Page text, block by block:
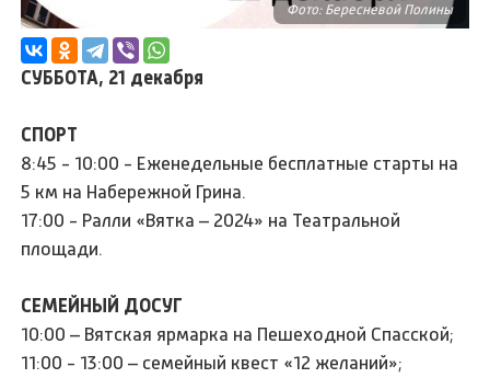
Фото: Бересневой Полины
СУББОТА, 21 декабря
СПОРТ
8:45 - 10:00 - Еженедельные бесплатные старты на
5 км на Набережной Грина.
17:00 - Ралли «Вятка – 2024» на Театральной
площади.
СЕМЕЙНЫЙ ДОСУГ
10:00 – Вятская ярмарка на Пешеходной Спасской;
11:00 - 13:00 – семейный квест «12 желаний»;